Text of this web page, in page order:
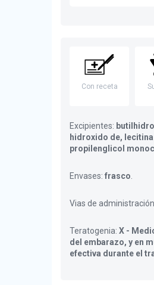
Con receta
Excipientes:
hidroxido de,
propilenglicol
Envases: frasco
Vias de
Teratogenia: X -
del embarazo, y en
efectiva durante el